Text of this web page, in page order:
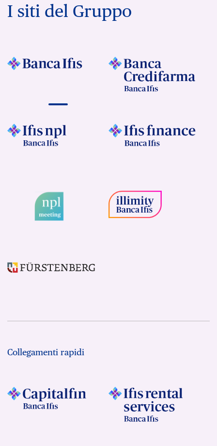
I siti del Gruppo
Collegamenti rapidi